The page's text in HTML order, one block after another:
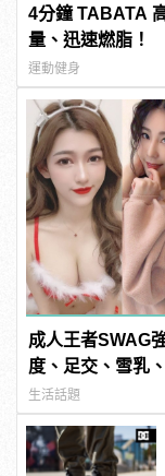
4分鐘 TABATA
量、迅速燃脂！
運動健身
成人王者SWAG
度、足交、雪乳
連結！ |
生活話題